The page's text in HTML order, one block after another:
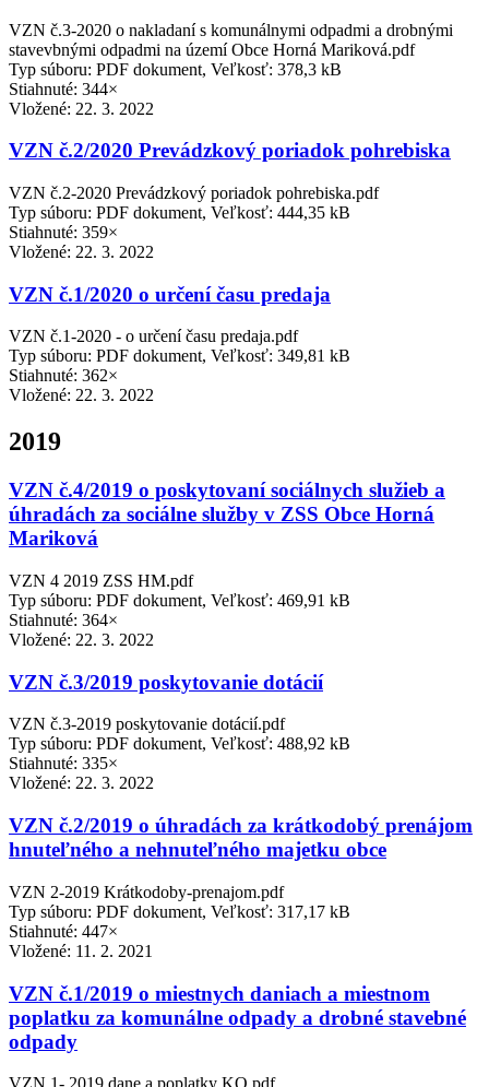
VZN č.3-2020 o nakladaní s komunálnymi odpadmi a drobnými
stavevbnými odpadmi na území Obce Horná Mariková.pdf
Typ súboru: PDF dokument, Veľkosť: 378,3 kB
Stiahnuté: 344×
Vložené: 22. 3. 2022
VZN č.2/2020 Prevádzkový poriadok pohrebiska
VZN č.2-2020 Prevádzkový poriadok pohrebiska.pdf
Typ súboru: PDF dokument, Veľkosť: 444,35 kB
Stiahnuté: 359×
Vložené: 22. 3. 2022
VZN č.1/2020 o určení času predaja
VZN č.1-2020 - o určení času predaja.pdf
Typ súboru: PDF dokument, Veľkosť: 349,81 kB
Stiahnuté: 362×
Vložené: 22. 3. 2022
2019
VZN č.4/2019 o poskytovaní sociálnych služieb a
úhradách za sociálne služby v ZSS Obce Horná
Mariková
VZN 4 2019 ZSS HM.pdf
Typ súboru: PDF dokument, Veľkosť: 469,91 kB
Stiahnuté: 364×
Vložené: 22. 3. 2022
VZN č.3/2019 poskytovanie dotácií
VZN č.3-2019 poskytovanie dotácií.pdf
Typ súboru: PDF dokument, Veľkosť: 488,92 kB
Stiahnuté: 335×
Vložené: 22. 3. 2022
VZN č.2/2019 o úhradách za krátkodobý prenájom
hnuteľného a nehnuteľného majetku obce
VZN 2-2019 Krátkodoby-prenajom.pdf
Typ súboru: PDF dokument, Veľkosť: 317,17 kB
Stiahnuté: 447×
Vložené: 11. 2. 2021
VZN č.1/2019 o miestnych daniach a miestnom
poplatku za komunálne odpady a drobné stavebné
odpady